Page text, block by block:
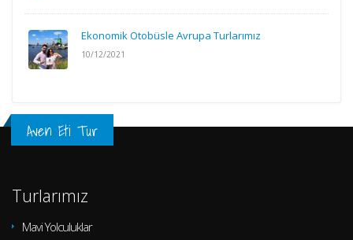
Ekonomik Otobüsle Avrupa Turlarımız
10/12/2021
Aven Eti Tur
Turlarımız
Mavi Yolculuklar